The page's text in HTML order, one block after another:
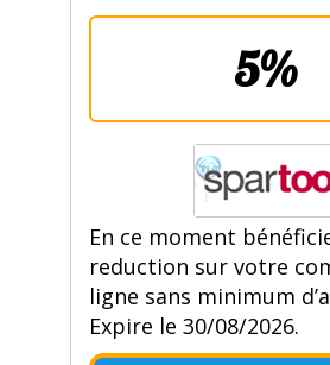
5%
En ce moment
reduction sur votre
ligne sans minimum
Expire le 30/08/2026.